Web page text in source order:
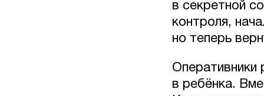
в секретной
контроля,
но теперь
Оперативники
в ребёнка.